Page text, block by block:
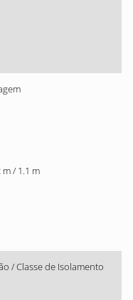
m / 1.1 m
/ Classe de Isolamento